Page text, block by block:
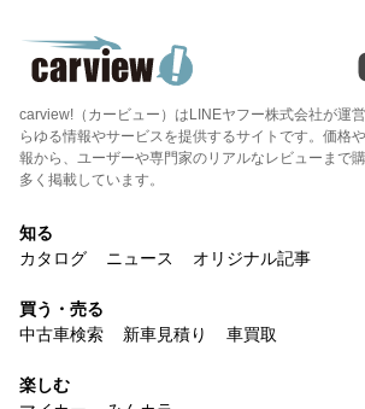
carview!（カービュー）はLINEヤフー株式会社が運
らゆる情報やサービスを提供するサイトです。価格
報から、ユーザーや専門家のリアルなレビューまで
多く掲載しています。
知る
カタログ
ニュース オリジナル記事
買う・売る
中古車検索
新車見積り 車買取
楽しむ